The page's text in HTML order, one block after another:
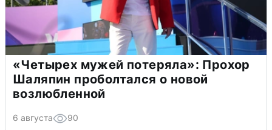
«Четырех мужей потеряла»: Прохор
Шаляпин проболтался о новой
возлюбленной
6 августа 90